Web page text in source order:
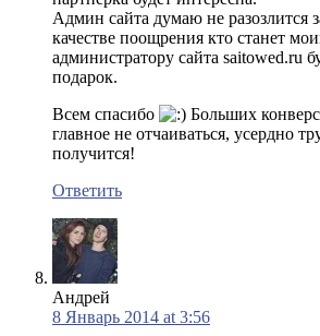
Админ сайта думаю не разозлится
качестве поощрения кто станет
администратору сайта saitowed.ru
подарок.
Всем спасибо
Больших
главное не отчаиваться, усердно
получится!
Ответить
Андрей
8 Январь 2014 at 3:56